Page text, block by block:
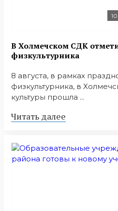
В Холмечском СДК
физкультурника
8 августа, в рамках
физкультурника, в
культуры прошла ...
Читать далее